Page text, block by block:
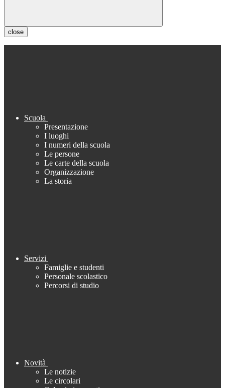
close
Scuola
Presentazione
I luoghi
I numeri della scuola
Le persone
Le carte della scuola
Organizzazione
La storia
Servizi
Famiglie e studenti
Personale scolastico
Percorsi di studio
Novità
Le notizie
Le circolari